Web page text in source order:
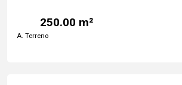
250.00 m²
A. Terreno